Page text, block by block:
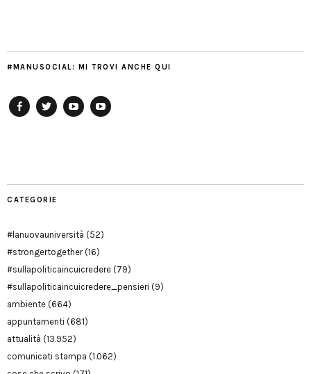
#MANUSOCIAL: MI TROVI ANCHE QUI
CATEGORIE
#lanuovauniversità (52)
#strongertogether(16)
#sullapoliticaincuicredere (79)
#sullapoliticaincuicredere_pensieri (9)
ambiente (664)
appuntamenti (681)
attualità (13.952)
comunicati stampa (1.062)